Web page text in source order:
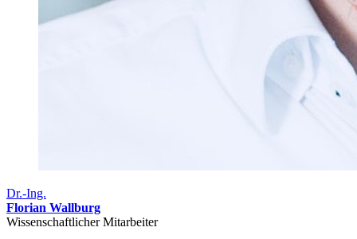
Dr.-Ing.
Florian Wallburg
Wissenschaftlicher Mitarbeiter